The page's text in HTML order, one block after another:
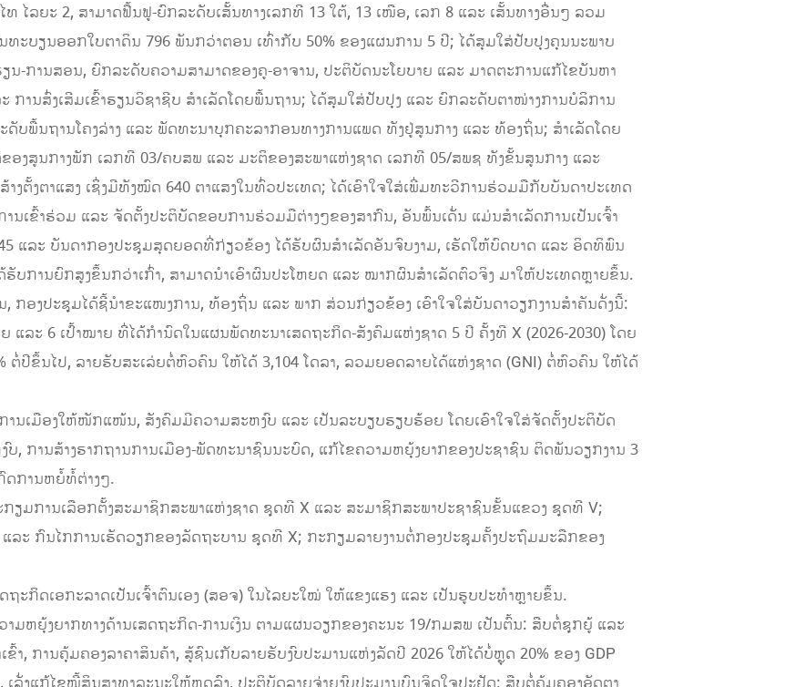
ທ ໄລຍະ 2, ສາມາດຟື້ນຟູ-ຍົກລະດັບເສັ້ນທາງເລກທີ 13 ໃຕ້, 13 ເໜືອ, ເລກ 8 ແລະ ເສັ້ນທາງອື່ນໆ ລວມ
ທະບຽນອອກໃບຕາດິນ 796 ພັນກວ່າຕອນ ເທົ່າກັບ 50% ຂອງແຜນການ 5 ປີ; ໄດ້ສຸມໃສ່ປັບປຸງຄຸນນະພາບ
-ການສອນ, ຍົກລະດັບຄວາມສາມາດຂອງຄູ-ອາຈານ, ປະຕິບັດນະໂຍບາຍ ແລະ ມາດຕະການແກ້ໄຂບັນຫາ
ານສົ່ງເສີມເຂົ້າຮຽນວິຊາຊີບ ສຳເລັດໂດຍພື້ນຖານ; ໄດ້ສຸມໃສ່ປັບປຸງ ແລະ ຍົກລະດັບຕາໜ່າງການບໍລິການ
ບພື້ນຖານໂຄງລ່າງ ແລະ ພັດທະນາບຸກຄະລາກອນທາງການແພດ ທັງຢູ່ສູນກາງ ແລະ ທ້ອງຖິ່ນ; ສຳເລັດໂດຍ
ງສູນກາງພັກ ເລກທີ 03/ຄບສພ ແລະ ມະຕິຂອງສະພາແຫ່ງຊາດ ເລກທີ 05/ສພຊ ທັງຂັ້ນສູນກາງ ແລະ
ງຕັ້ງຕາແສງ ເຊິ່ງມີທັງໝົດ 640 ຕາແສງໃນທົ່ວປະເທດ; ໄດ້ເອົາໃຈໃສ່ເພີ່ມທະວີການຮ່ວມມືກັບບັນດາປະເທດ
ນເຂົ້າຮ່ວມ ແລະ ຈັດຕັ້ງປະຕິບັດຂອບການຮ່ວມມືຕ່າງໆຂອງສາກົນ, ອັນພົ້ນເດັ່ນ ແມ່ນສຳເລັດການເປັນເຈົ້າ
ແລະ ບັນດາກອງປະຊຸມສຸດຍອດທີ່ກ່ຽວຂ້ອງ ໄດ້ຮັບຜົນສໍາເລັດອັນຈົບງາມ, ເຮັດໃຫ້ບົດບາດ ແລະ ອິດທິພົນ
ບການຍົກສູງຂຶ້ນກວ່າເກົ່າ, ສາມາດນໍາເອົາຜົນປະໂຫຍດ ແລະ ໝາກຜົນສຳເລັດຕົວຈິງ ມາໃຫ້ປະເທດຫຼາຍຂຶ້ນ.
ກອງປະຊຸມໄດ້ຊີ້ນຳຂະແໜງການ, ທ້ອງຖິ່ນ ແລະ ພາກ ສ່ວນກ່ຽວຂ້ອງ ເອົາໃຈໃສ່ບັນດາວຽກງານສຳຄັນດັ່ງນີ້:
ລະ 6 ເປົ້າໝາຍ ທີ່ໄດ້ກໍານົດໃນແຜນພັດທະນາເສດຖະກິດ-ສັງຄົມແຫ່ງຊາດ 5 ປີ ຄັ້ງທີ X (2026-2030) ໂດຍ
ຕໍ່ປີຂຶ້ນໄປ, ລາຍຮັບສະເລ່ຍຕໍ່ຫົວຄົນ ໃຫ້ໄດ້ 3,104 ໂດລາ, ລວມຍອດລາຍໄດ້ແຫ່ງຊາດ (GNI) ຕໍ່ຫົວຄົນ ໃຫ້ໄດ້
ນເມືອງໃຫ້ໜັກແໜ້ນ, ສັງຄົມມີຄວາມສະຫງົບ ແລະ ເປັນລະບຽບຮຽບຮ້ອຍ ໂດຍເອົາໃຈໃສ່ຈັດຕັ້ງປະຕິບັດ
, ການສ້າງຮາກຖານການເມືອງ-ພັດທະນາຊົນນະບົດ, ແກ້ໄຂຄວາມຫຍຸ້ງຍາກຂອງປະຊາຊົນ ຕິດພັນວຽກງານ 3
ດການຫຍໍ້ທໍ້ຕ່າງໆ.
ຽມການເລືອກຕັ້ງສະມາຊິກສະພາແຫ່ງຊາດ ຊຸດທີ X ແລະ ສະມາຊິກສະພາປະຊາຊົນຂັ້ນແຂວງ ຊຸດທີ V;
ແລະ ກົນໄກການເຮັດວຽກຂອງລັດຖະບານ ຊຸດທີ X; ກະກຽມລາຍງານຕໍ່ກອງປະຊຸມຄັ້ງປະຖົມມະລືກຂອງ
ະກິດເອກະລາດເປັນເຈົ້າຕົນເອງ (ສອຈ) ໃນໄລຍະໃໝ່ ໃຫ້ແຂງແຮງ ແລະ ເປັນຮູບປະທຳຫຼາຍຂຶ້ນ.
ມຫຍຸ້ງຍາກທາງດ້ານເສດຖະກິດ-ການເງິນ ຕາມແຜນວຽກຂອງຄະນະ 19/ກມສພ ເປັນຕົ້ນ: ສືບຕໍ່ຊຸກຍູ້ ແລະ
າ, ການຄຸ້ມຄອງລາຄາສິນຄ້າ, ສູ້ຊົນເກັບລາຍຮັບງົບປະມານແຫ່ງລັດປີ 2026 ໃຫ້ໄດ້ບໍ່ຫຼຸດ 20% ຂອງ GDP